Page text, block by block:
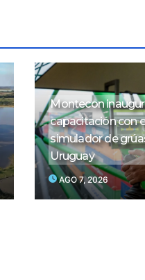
Montecon
capacitación con
simulador de
Uruguay
AGO 7, 2026